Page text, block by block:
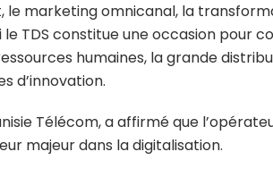
le marketing omnicanal, la
TDS constitue une occasion pour
humaines, la grande
d’innovation.
Télécom, a affirmé que
majeur dans la digitalisation.